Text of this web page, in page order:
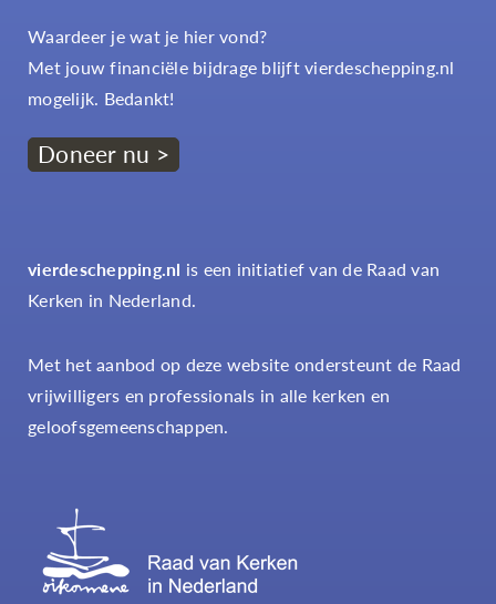
Waardeer je wat je hier vond?
Met jouw financiële bijdrage blijft vierdeschepping.nl
mogelijk. Bedankt!
Doneer nu >
vierdeschepping.nl is een initiatief van de Raad van
Kerken in Nederland.
Met het aanbod op deze website ondersteunt de Raad
vrijwilligers en professionals in alle kerken en
geloofsgemeenschappen.